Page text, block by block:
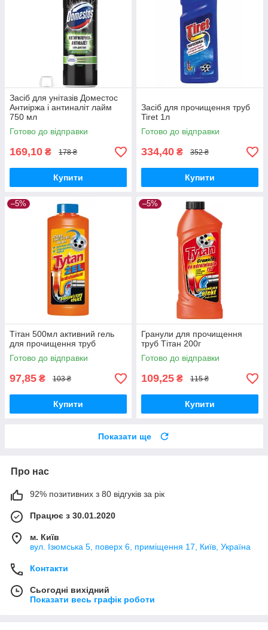
Засіб для унітазів Доместос
Антиіржа і антиналіт лайм
750 мл
Готово до відправки
169,10 ₴ 178 ₴
Купити
Засіб для прочищення труб
Tiret 1л
Готово до відправки
334,40 ₴ 352 ₴
Купити
–5%
Тітан 500мл активний гель
для прочищення труб
Готово до відправки
97,85 ₴ 103 ₴
Купити
–5%
Гранули для прочищення
труб Тітан 200г
Готово до відправки
109,25 ₴ 115 ₴
Купити
Показати ще
Про нас
92% позитивних з 80 відгуків за рік
Працює з 30.01.2020
м. Київ
вул. Ізюмська 5, поверх 6, приміщення 17, Київ, Україна
Контакти
Сьогодні вихідний
Показати весь графік роботи